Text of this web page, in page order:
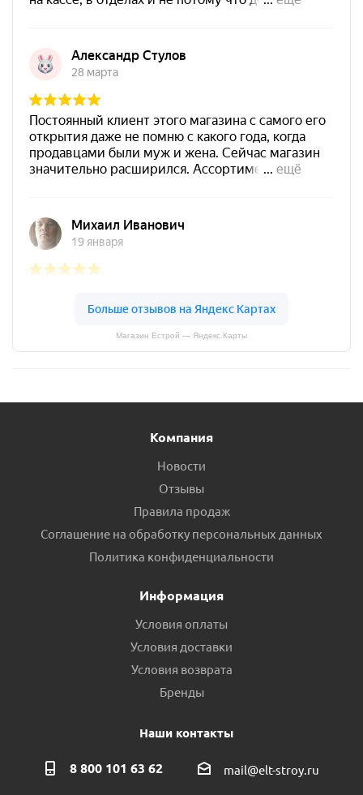
Магазин Естрой — Яндекс.Карты
Компания
Новости
Отзывы
Правила продаж
Соглашение на обработку персональных данных
Политика конфиденциальности
Информация
Условия оплаты
Условия доставки
Условия возврата
Бренды
Наши контакты
8 800 101 63 62 mail@elt-stroy.ru